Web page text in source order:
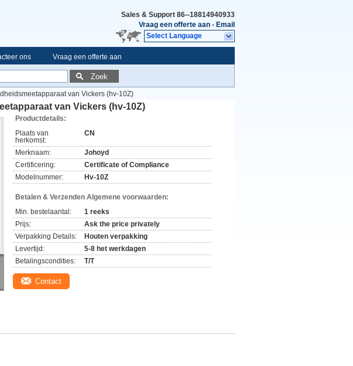
Sales & Support 86--18814940933
Vraag een offerte aan - Email
Select Language
ons Vraag een offerte aan
Zoek
van Vickers (hv-10Z)
van Vickers (hv-10Z)
Productdetails:
Plaats van
herkomst:
CN
Merknaam:
Johoyd
Certificering:
Certificate of Compliance
Modelnummer:
Hv-10Z
Betalen & Verzenden Algemene voorwaarden:
Min. bestelaantal:
1 reeks
Prijs:
Ask the price privately
Verpakking Details:
Houten verpakking
Levertijd:
5-8 het werkdagen
Betalingscondities:
T/T
Contact